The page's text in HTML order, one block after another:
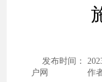
发布时间：
户网
作